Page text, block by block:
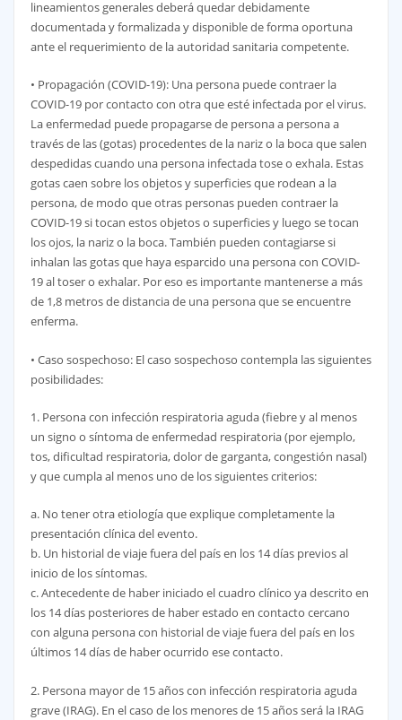
lineamientos generales deberá quedar debidamente
documentada y formalizada y disponible de forma oportuna
ante el requerimiento de la autoridad sanitaria competente.
• Propagación (COVID-19): Una persona puede contraer la
COVID-19 por contacto con otra que esté infectada por el virus.
La enfermedad puede propagarse de persona a persona a
través de las (gotas) procedentes de la nariz o la boca que salen
despedidas cuando una persona infectada tose o exhala. Estas
gotas caen sobre los objetos y superficies que rodean a la
persona, de modo que otras personas pueden contraer la
COVID-19 si tocan estos objetos o superficies y luego se tocan
los ojos, la nariz o la boca. También pueden contagiarse si
inhalan las gotas que haya esparcido una persona con COVID-
19 al toser o exhalar. Por eso es importante mantenerse a más
de 1,8 metros de distancia de una persona que se encuentre
enferma.
• Caso sospechoso: El caso sospechoso contempla las siguientes
posibilidades:
1. Persona con infección respiratoria aguda (fiebre y al menos
un signo o síntoma de enfermedad respiratoria (por ejemplo,
tos, dificultad respiratoria, dolor de garganta, congestión nasal)
y que cumpla al menos uno de los siguientes criterios:
a. No tener otra etiología que explique completamente la
presentación clínica del evento.
b. Un historial de viaje fuera del país en los 14 días previos al
inicio de los síntomas.
c. Antecedente de haber iniciado el cuadro clínico ya descrito en
los 14 días posteriores de haber estado en contacto cercano
con alguna persona con historial de viaje fuera del país en los
últimos 14 días de haber ocurrido ese contacto.
2. Persona mayor de 15 años con infección respiratoria aguda
grave (IRAG). En el caso de los menores de 15 años será la IRAG